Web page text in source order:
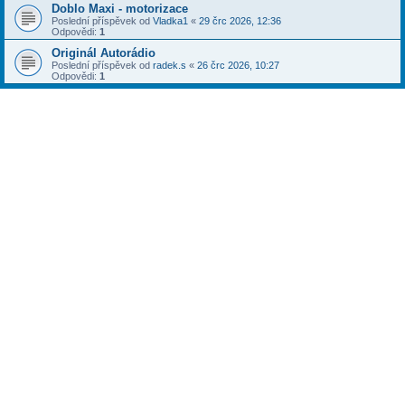
Doblo Maxi - motorizace
Poslední příspěvek od Vladka1 « 29 črc 2026, 12:36
Odpovědi: 1
Originál Autorádio
Poslední příspěvek od radek.s « 26 črc 2026, 10:27
Odpovědi: 1